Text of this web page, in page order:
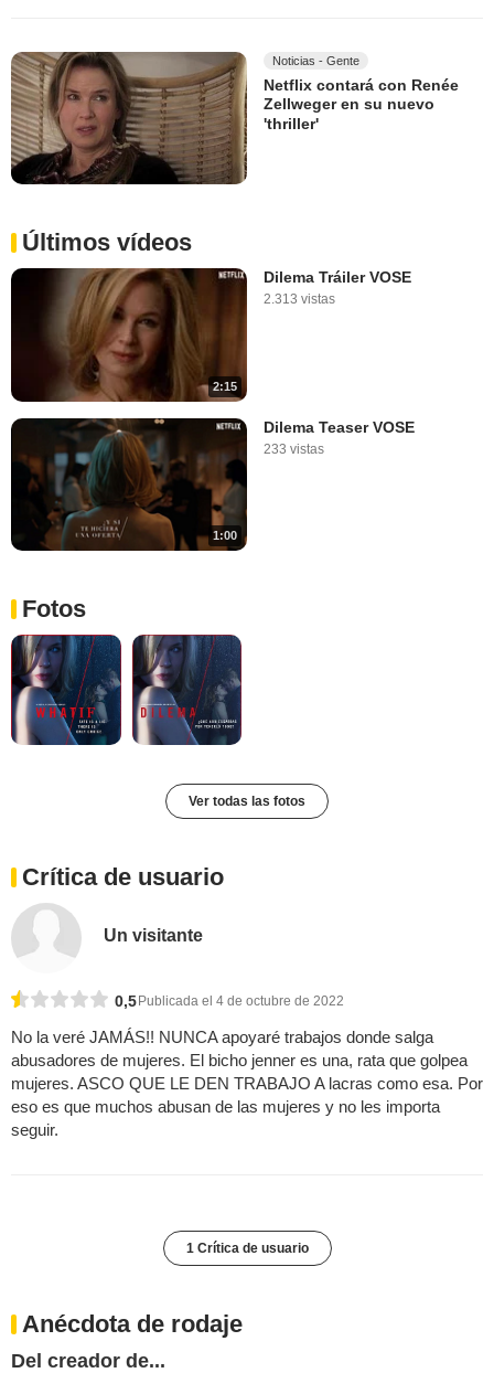
Noticias - Gente
Netflix contará con Renée
Zellweger en su nuevo
'thriller'
Últimos vídeos
2:15
Dilema Tráiler VOSE
2.313 vistas
1:00
Dilema Teaser VOSE
233 vistas
Fotos
Ver todas las fotos
Crítica de usuario
Un visitante
0,5 Publicada el 4 de octubre de 2022
No la veré JAMÁS!! NUNCA apoyaré trabajos donde salga
abusadores de mujeres. El bicho jenner es una, rata que golpea
mujeres. ASCO QUE LE DEN TRABAJO A lacras como esa. Por
eso es que muchos abusan de las mujeres y no les importa
seguir.
1 Crítica de usuario
Anécdota de rodaje
Del creador de...